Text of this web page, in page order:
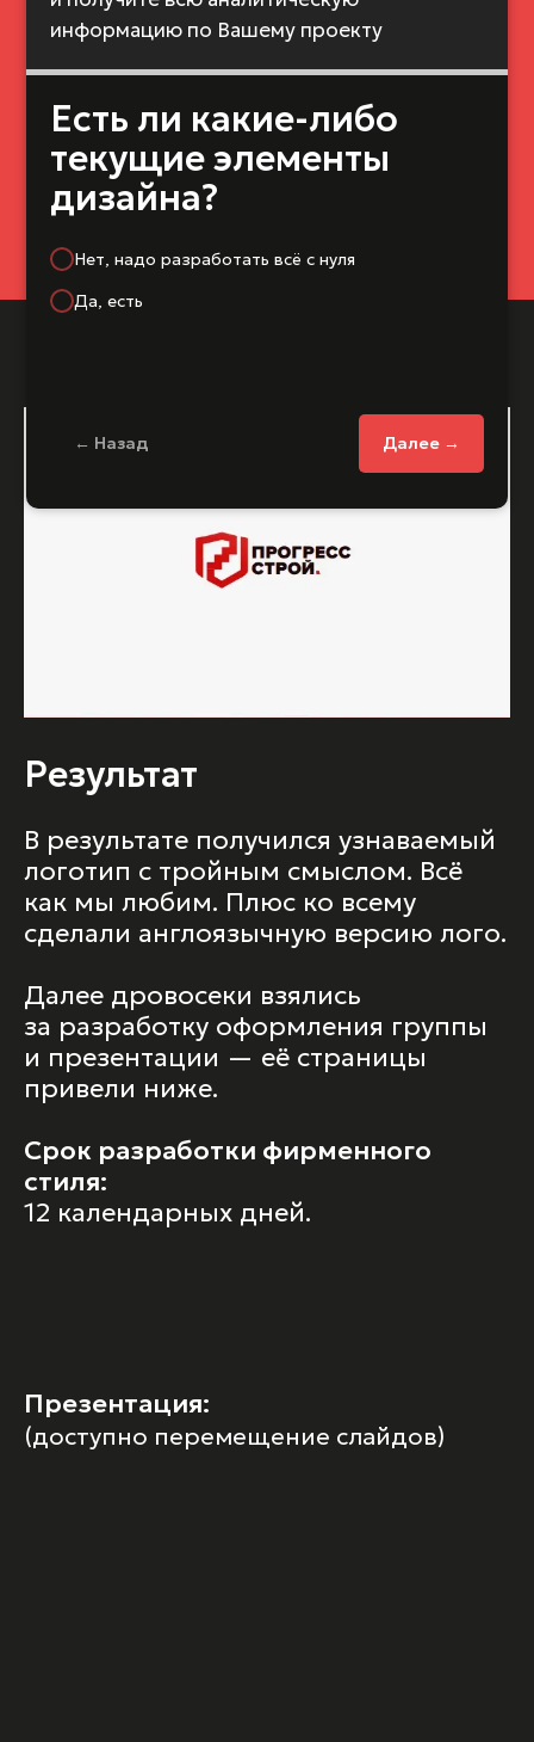
информацию по Вашему проекту
Есть ли какие-либо
текущие элементы
дизайна?
Нет, надо разработать всё с нуля
Да, есть
← Назад Далее →
Результат
В результате получился узнаваемый
логотип с тройным смыслом. Всё
как мы любим. Плюс ко всему
сделали англоязычную версию лого.
Далее дровосеки взялись
за разработку оформления группы
и презентации — её страницы
привели ниже.
Срок разработки фирменного
стиля:
12 календарных дней.
Презентация:
(доступно перемещение слайдов)